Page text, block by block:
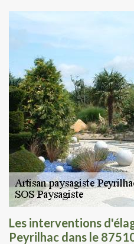
Les interventions
Peyrilhac dans le